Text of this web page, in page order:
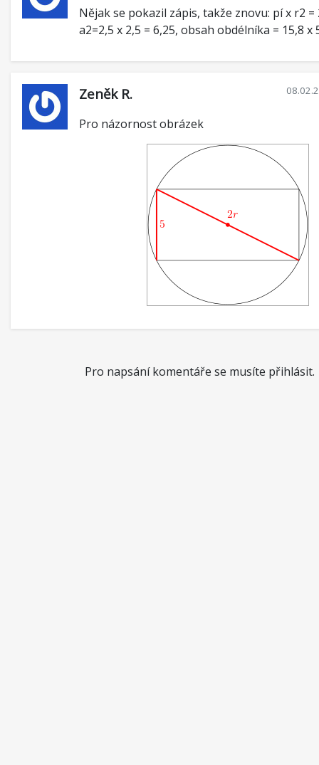
Nějak se pokazil zápis, takže znovu: pí x r2 =
a2=2,5 x 2,5 = 6,25, obsah obdélníka = 15,8 x
Zeněk R.
Pro názornost obrázek
Pro napsání komentáře se musíte přihlásit.